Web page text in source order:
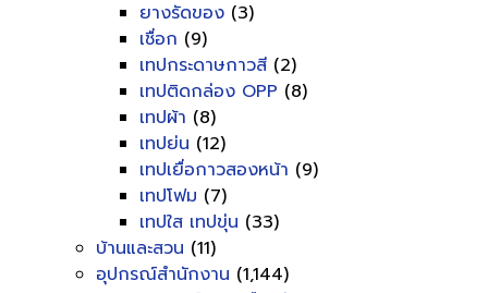
ยางรัดของ (3)
เชื่อก (9)
เทปกระดาษกาวสี (2)
เทปติดกล่อง OPP (8)
เทปผ้า (8)
เทปย่น (12)
เทปเยื่อกาวสองหน้า (9)
เทปโฟม (7)
เทปใส เทปขุ่น (33)
บ้านและสวน (11)
อุปกรณ์สำนักงาน (1,144)